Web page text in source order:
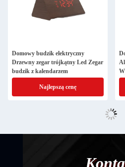
Domowy budzik elektryczny
Drzewny zegar trójkątny Led Zegar
budzik z kalendarzem
Najlepszą cenę